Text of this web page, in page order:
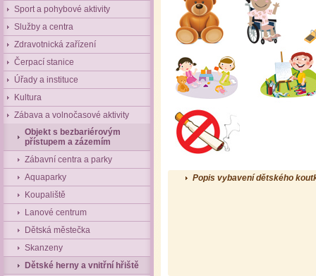
Sport a pohybové aktivity
Služby a centra
Zdravotnická zařízení
Čerpací stanice
Úřady a instituce
Kultura
Zábava a volnočasové aktivity
Objekt s bezbariérovým
přístupem a zázemím
Zábavní centra a parky
Aquaparky
Koupaliště
Lanové centrum
Dětská městečka
Skanzeny
Dětské herny a vnitřní hřiště
Popis vybavení dětského